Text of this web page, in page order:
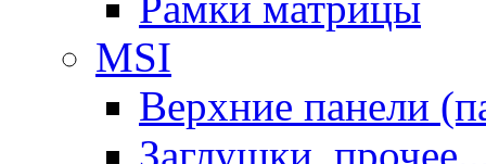
MSI
Верхние панели
Заглушки,